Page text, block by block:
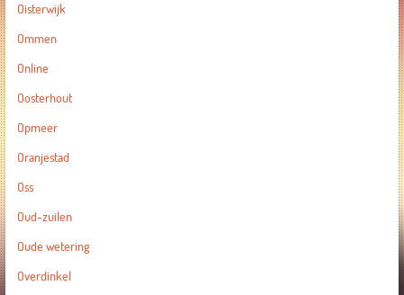
Oisterwijk
Ommen
Online
Oosterhout
Opmeer
Oranjestad
Oss
Oud-zuilen
Oude wetering
Overdinkel